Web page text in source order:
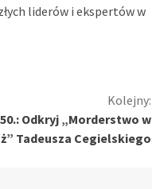
liderów i ekspertów w
Kolejny:
Odkryj „Morderstwo w
Tadeusza Cegielskiego